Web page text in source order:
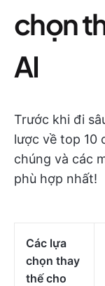
chọn
AI
Trước khi đi
lược về top 10
chúng và các
phù hợp nhất!
Các lựa
chọn thay
thế cho